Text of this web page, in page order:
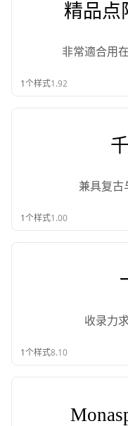
精品点
非常適合用
1个样式1.92
兼具复古
1个样式1.00
收录力
1个样式8.10